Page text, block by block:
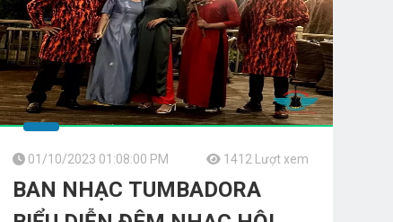
01/10/2023 01:08:00 PM 1412 Lượt xem
BAN NHẠC TUMBADORA